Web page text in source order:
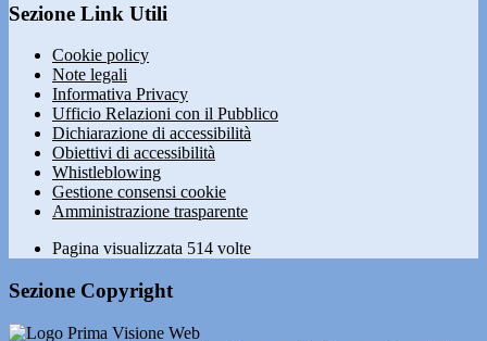
Sezione Link Utili
Cookie policy
Note legali
Informativa Privacy
Ufficio Relazioni con il Pubblico
Dichiarazione di accessibilità
Obiettivi di accessibilità
Whistleblowing
Gestione consensi cookie
Amministrazione trasparente
Pagina visualizzata 514 volte
Sezione Copyright